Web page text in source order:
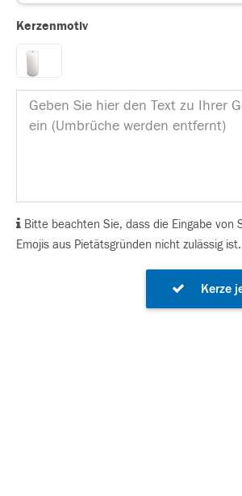
Kerzenmotiv
Bitte beachten Sie, dass die Eingabe von
Emojis aus Pietätsgründen nicht zulässig ist.
Kerze